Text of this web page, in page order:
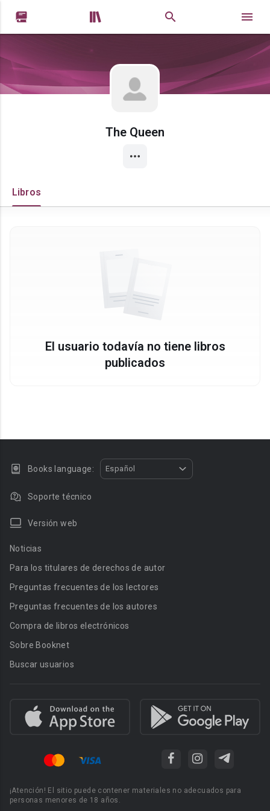
 
The Queen
Libros
El usuario todavía no tiene libros
publicados
Books language: Español
Soporte técnico
Versión web
Noticias
Para los titulares de derechos de autor
Preguntas frecuentes de los lectores
Preguntas frecuentes de los autores
Compra de libros electrónicos
Sobre Booknet
Buscar usuarios
¡Atención! El sitio puede contener materiales no adecuados para
personas menores de 18 años.